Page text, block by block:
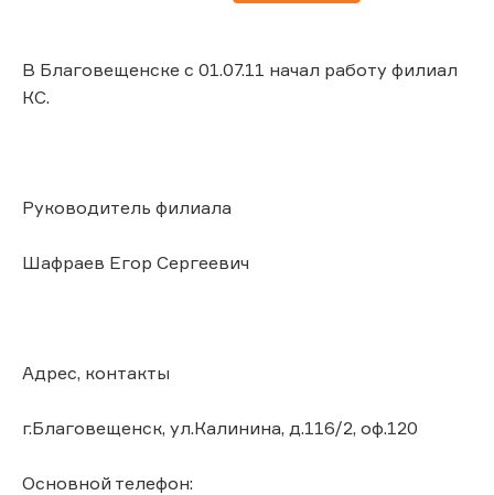
В Благовещенске с 01.07.11 начал работу филиал
КС.
Руководитель филиала
Шафраев Егор Сергеевич
Адрес, контакты
г.Благовещенск, ул.Калинина, д.116/2, оф.120
Основной телефон: